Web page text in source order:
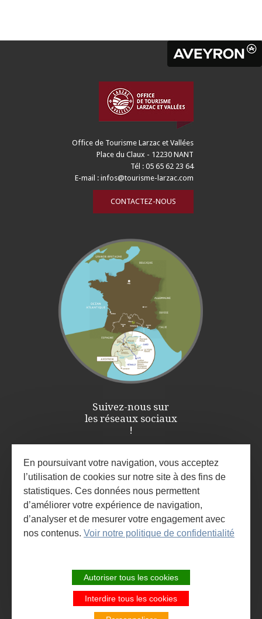
Office de Tourisme Larzac et Vallées
Place du Claux - 12230 NANT
Tél : 05 65 62 23 64
E-mail :infos@tourisme-larzac.com
CONTACTEZ-NOUS
Suivez-nous sur
les réseaux sociaux
!
INSCRIVEZ-VOUS À LA NEWSLETTER
ET À L'AGENDA DES ANIMATIONS
SITE DE LA COMMUNAUTÉ DE
COMMUNES LARZAC ET VALLÉES
En poursuivant votre navigation, vous acceptez
l’utilisation de cookies sur notre site à des fins de
statistiques. Ces données nous permettent
d’améliorer votre expérience de navigation,
d’analyser et de mesurer votre engagement avec
nos contenus. Voir notre politique de confidentialité
Autoriser tous les cookies
Interdire tous les cookies